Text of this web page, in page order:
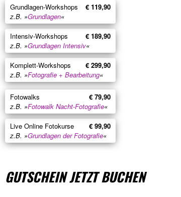
Grundlagen-Workshops
€ 119,90
z.B. »Grundlagen«
Intensiv-Workshops
€ 189,90
z.B. »Grundlagen Intensiv«
Komplett-Workshops
€ 299,90
z.B. »Fotografie + Bearbeitung«
Fotowalks
€ 79,90
z.B. »Fotowalk Nacht-Fotografie«
Live Online Fotokurse
€ 99,90
z.B. »Grundlagen der Fotografie«
GUTSCHEIN JETZT BUCHEN